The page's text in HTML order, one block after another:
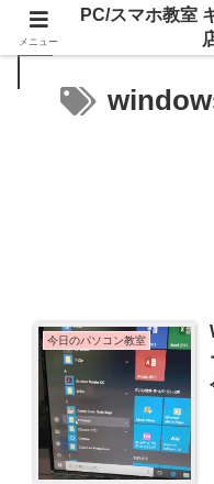
今日のパソコン教室
メニュー
PC/スマホ教室